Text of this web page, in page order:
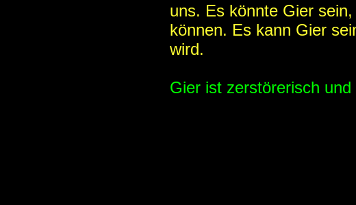
uns. Es könnte Gier
können. Es kann Gier
wird.
Gier ist zerstörerisch